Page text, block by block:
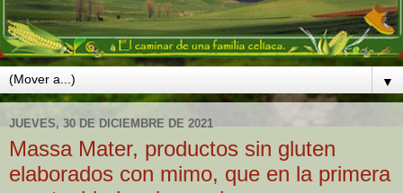
▼
JUEVES, 30 DE DICIEMBRE DE 2021
Massa Mater, productos sin gluten
elaborados con mimo, que en la primera